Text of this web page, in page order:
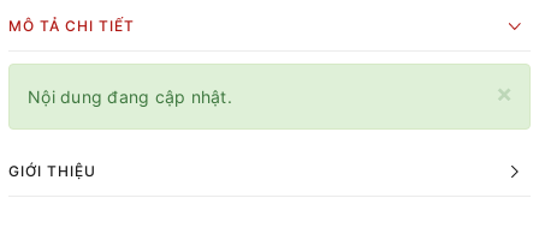
MÔ TẢ CHI TIẾT
×
Nội dung đang cập nhật.
GIỚI THIỆU